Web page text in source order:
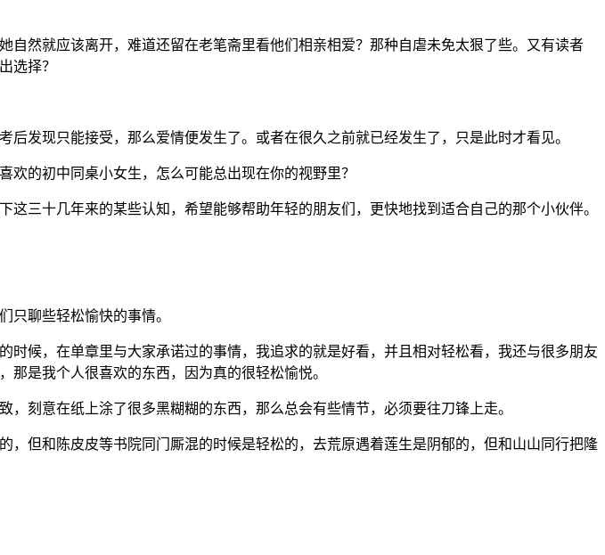
然就应该离开，难道还留在老笔斋里看他们相亲相爱？那种自虐未免太狠了些。又有读者
选择？
发现只能接受，那么爱情便发生了。或者在很久之前就已经发生了，只是此时才看见。
的初中同桌小女生，怎么可能总出现在你的视野里？
三十几年来的某些认知，希望能够帮助年轻的朋友们，更快地找到适合自己的那个小伙伴。
只聊些轻松愉快的事情。
候，在单章里与大家承诺过的事情，我追求的就是好看，并且相对轻松看，我还与很多朋友
是我个人很喜欢的东西，因为真的很轻松愉悦。
刻意在纸上涂了很多黑糊糊的东西，那么总会有些情节，必须要往刀锋上走。
但和陈皮皮等书院同门厮混的时候是轻松的，去荒原遇着莲生是阴郁的，但和山山同行把隆